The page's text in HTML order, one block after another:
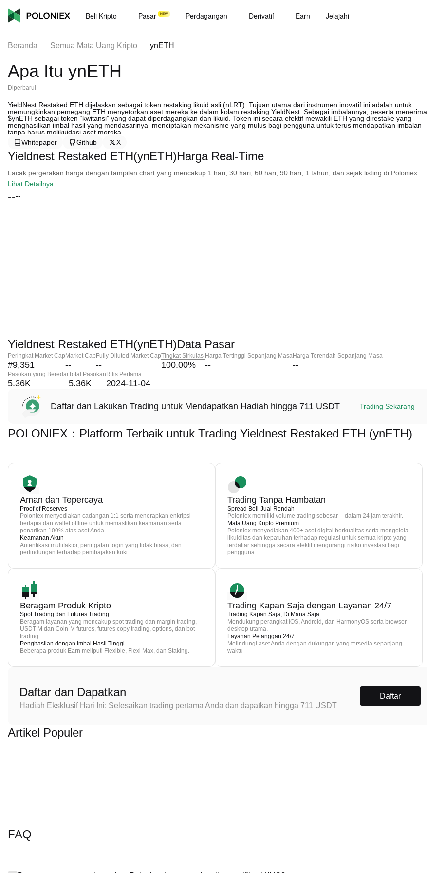
Beli Kripto Pasar Perdagangan Derivatif Earn Jelajahi
Beranda Semua Mata Uang Kripto ynETH
Apa Itu ynETH
Diperbarui:
YieldNest Restaked ETH dijelaskan sebagai token restaking likuid asli (nLRT). Tujuan utama dari instrumen inovatif ini adalah untuk
memungkinkan pemegang ETH menyetorkan aset mereka ke dalam kolam restaking YieldNest. Sebagai imbalannya, peserta menerima
$ynETH sebagai token “kwitansi” yang dapat diperdagangkan dan likuid. Token ini secara efektif mewakili ETH yang direstake yang
menghasilkan imbal hasil yang mendasarinya, menciptakan mekanisme yang mulus bagi pengguna untuk terus mendapatkan imbalan
tanpa harus melikuidasi aset mereka.
Whitepaper
Github X
Yieldnest Restaked ETH(ynETH)Harga Real-Time
Lacak pergerakan harga dengan tampilan chart yang mencakup 1 hari, 30 hari, 60 hari, 90 hari, 1 tahun, dan sejak listing di Poloniex.
Lihat Detailnya
----
Yieldnest Restaked ETH(ynETH)Data Pasar
Peringkat Market Cap
#9,351
Market Cap
--
Fully Diluted Market Cap
--
Tingkat Sirkulasi
100.00%
Harga Tertinggi Sepanjang Masa
--
Harga Terendah Sepanjang Masa
--
Pasokan yang Beredar
5.36K
Total Pasokan
5.36K
Rilis Pertama
2024-11-04
Daftar dan Lakukan Trading untuk Mendapatkan Hadiah hingga 711 USDT Trading Sekarang
POLONIEX：Platform Terbaik untuk Trading Yieldnest Restaked ETH (ynETH)
Aman dan Tepercaya
Proof of Reserves
Poloniex menyediakan cadangan 1:1 serta menerapkan enkripsi
berlapis dan wallet offline untuk memastikan keamanan serta
penarikan 100% atas aset Anda.
Keamanan Akun
Autentikasi multifaktor, peringatan login yang tidak biasa, dan
perlindungan terhadap pembajakan kuki
Trading Tanpa Hambatan
Spread Beli-Jual Rendah
Poloniex memiliki volume trading sebesar -- dalam 24 jam terakhir.
Mata Uang Kripto Premium
Poloniex menyediakan 400+ aset digital berkualitas serta mengelola
likuiditas dan kepatuhan terhadap regulasi untuk semua kripto yang
terdaftar sehingga secara efektif mengurangi risiko investasi bagi
pengguna.
Beragam Produk Kripto
Spot Trading dan Futures Trading
Beragam layanan yang mencakup spot trading dan margin trading,
USDT-M dan Coin-M futures, futures copy trading, options, dan bot
trading.
Penghasilan dengan Imbal Hasil Tinggi
Beberapa produk Earn meliputi Flexible, Flexi Max, dan Staking.
Trading Kapan Saja dengan Layanan 24/7
Trading Kapan Saja, Di Mana Saja
Mendukung perangkat iOS, Android, dan HarmonyOS serta browser
desktop utama.
Layanan Pelanggan 24/7
Melindungi aset Anda dengan dukungan yang tersedia sepanjang
waktu
Daftar dan Dapatkan
Hadiah Eksklusif Hari Ini: Selesaikan trading pertama Anda dan dapatkan hingga 711 USDT
Daftar
Artikel Populer
FAQ